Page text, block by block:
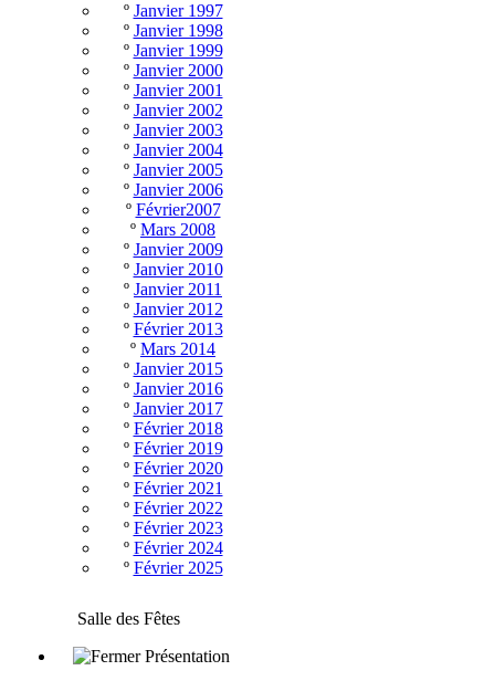
º Janvier 1997
º Janvier 1998
º Janvier 1999
º Janvier 2000
º Janvier 2001
º Janvier 2002
º Janvier 2003
º Janvier 2004
º Janvier 2005
º Janvier 2006
º Février2007
º Mars 2008
º Janvier 2009
º Janvier 2010
º Janvier 2011
º Janvier 2012
º Février 2013
º Mars 2014
º Janvier 2015
º Janvier 2016
º Janvier 2017
º Février 2018
º Février 2019
º Février 2020
º Février 2021
º Février 2022
º Février 2023
º Février 2024
º Février 2025
Salle des Fêtes
Présentation